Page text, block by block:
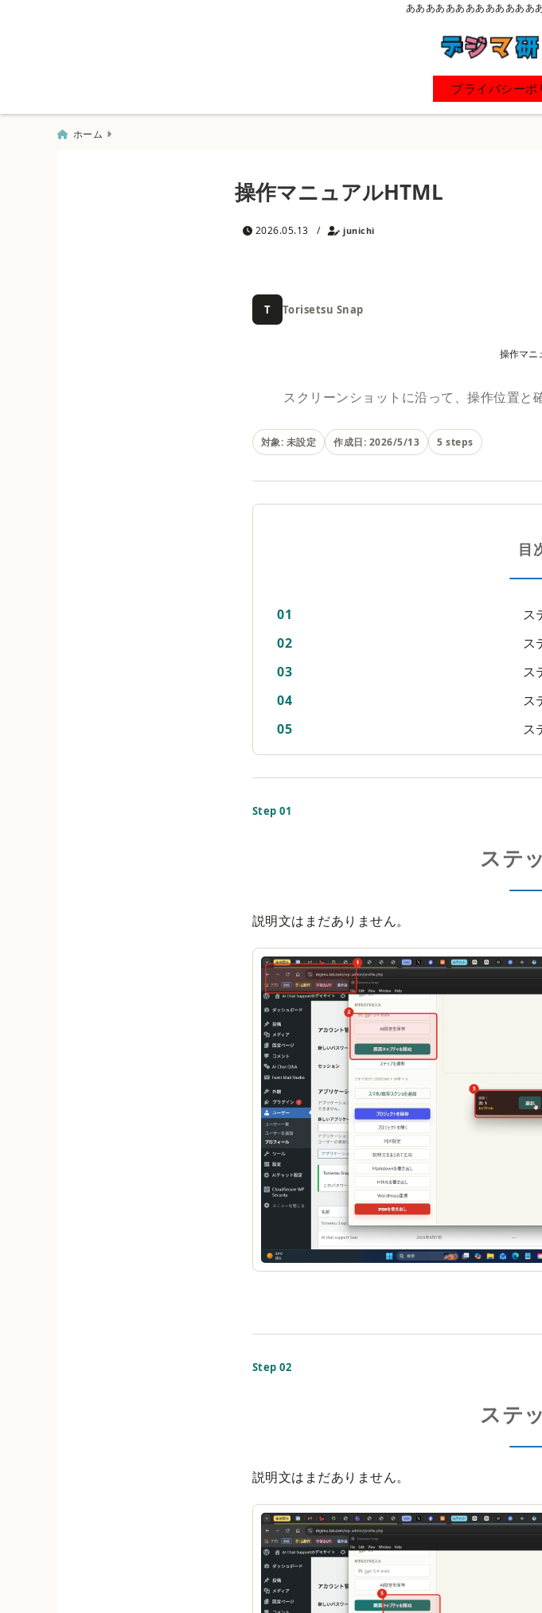
あああああああああああああ
プライバシーポ
ホーム
操作マニュアルHTML
2026.05.13 / junichi
T Torisetsu Snap
操作マニ
スクリーンショットに沿って、操作位置と
対象: 未設定 作成日: 2026/5/13 5 steps
目
01
ス
02
ス
03
ス
04
ス
05
ス
Step 01
ステ
説明文はまだありません。
Step 02
ステ
説明文はまだありません。